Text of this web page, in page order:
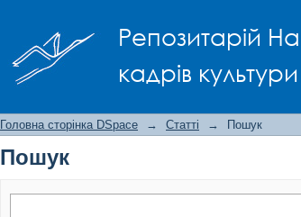
Репозитарій
кадрів
Головна сторінка DSpace → Статті → Пошук
Пошук